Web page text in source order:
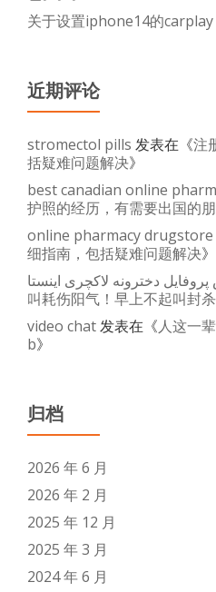
的
关于设置iphone14的carplay
近期评论
stromectol pills 发表在《注
括疑难问题解决》
best canadian online
护照的经历，有需要出国的
online pharmacy drugstore
细指南，包括疑难问题解决》
دخترونه لاکچری اینستا
叫耗伤阳气！早上不起叫封
video chat发表在《人这一
b》
归档
2026 年 6 月
2026 年 2 月
2025 年 12 月
2025 年 3 月
2024 年 6 月